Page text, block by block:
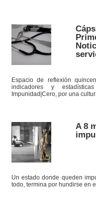
Espacio de reflexión
indicadores y
Impunidad|Cero, por una
A 8
Un estado donde queden
todo, termina por hundirse en